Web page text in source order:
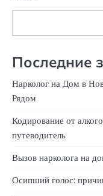
Последние
Нарколог на Дом в
Рядом
Кодирование от
путеводитель
Вызов нарколога на
Осипший голос: